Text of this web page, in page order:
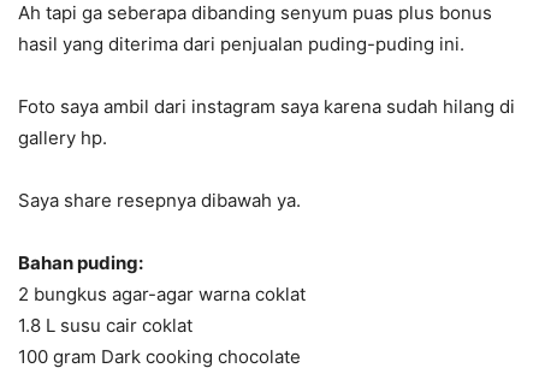
Ah tapi ga seberapa dibanding senyum puas plus bonus
hasil yang diterima dari penjualan puding-puding ini.
Foto saya ambil dari instagram saya karena sudah hilang di
gallery hp.
Saya share resepnya dibawah ya.
Bahan puding:
2 bungkus agar-agar warna coklat
1.8 L susu cair coklat
100 gram Dark cooking chocolate